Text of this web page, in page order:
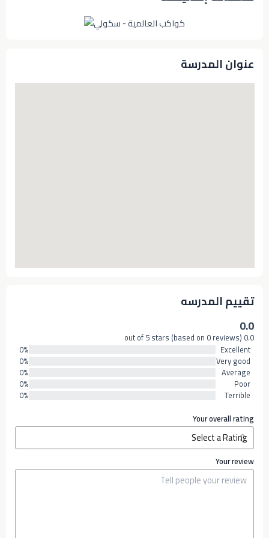
عنوان المدرسة
تقييم المدرسه
0.0
0.0 out of 5 stars (based on 0 reviews)
Excellent
0%
Very good
0%
Average
0%
Poor
0%
Terrible
0%
Your overall rating
Your review